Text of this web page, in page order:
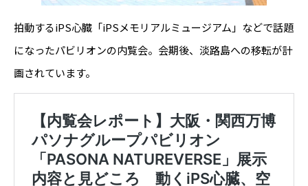
拍動するiPS心臓「iPSメモリアルミュージアム」などで話題
になったパビリオンの内覧会。会期後、淡路島への移転が計
画されています。